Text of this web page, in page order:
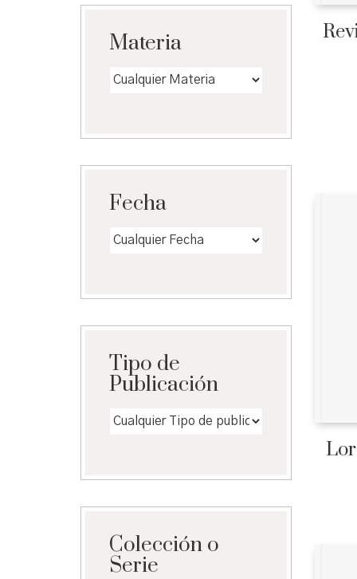
Materia
Fecha
Tipo de
Publicación
Colección o
Serie